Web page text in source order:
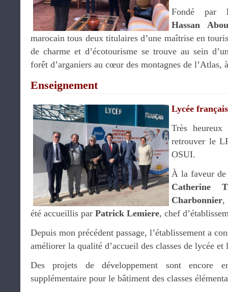
Fondé par
Hassan
marocain tous deux titulaires d’une maîtrise en
de charme et d’écotourisme se trouve au sein
forêt d’arganiers au cœur des montagnes de l’Atlas,
Enseignement
Lycée
Très heureux
retrouver le
OSUI.
À la faveur de
Catherine
Charbonnier,
été accueillis par Patrick Lemiere, chef
Depuis mon précédent passage, l’établissement a
améliorer la qualité d’accueil des classes de lycée
Des projets de développement sont encore
supplémentaire pour le bâtiment des classes